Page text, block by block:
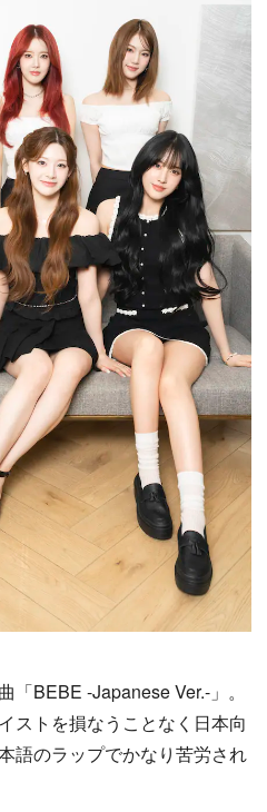
BEBE -Japanese Ver.-」。
ストを損なうことなく日本向
語のラップでかなり苦労され